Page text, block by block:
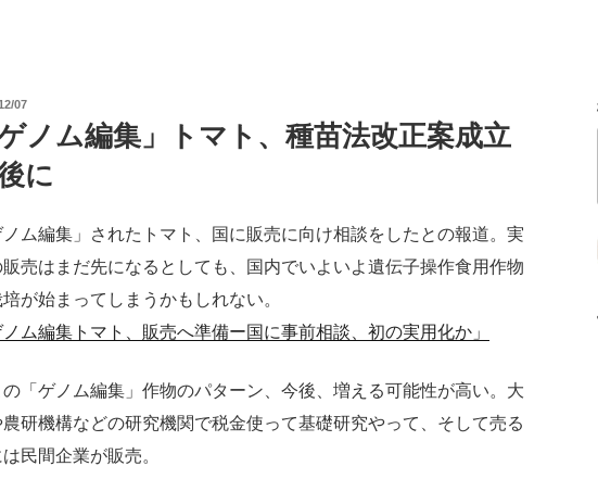
07
ゲノム編集」トマト、種苗法改正案成立
に
ノム編集」されたトマト、国に販売に向け相談をしたとの報道。実
販売はまだ先になるとしても、国内でいよいよ遺伝子操作食用作物
が始まってしまうかもしれない。
ノム編集トマト、販売へ準備ー国に事前相談、初の実用化か」
「ゲノム編集」作物のパターン、今後、増える可能性が高い。大
研機構などの研究機関で税金使って基礎研究やって、そして売る
民間企業が販売。